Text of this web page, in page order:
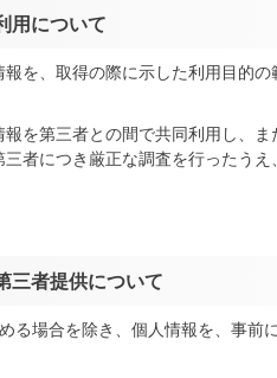
用について
を、取得の際に示した利用目的
報を第三者との間で共同利用し、
三者につき厳正な調査を行ったう
三者提供について
る場合を除き、個人情報を、事前